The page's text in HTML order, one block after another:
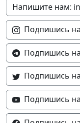
Напишите нам:
Подпишись
Подпишись
Подпишись
Подпишись